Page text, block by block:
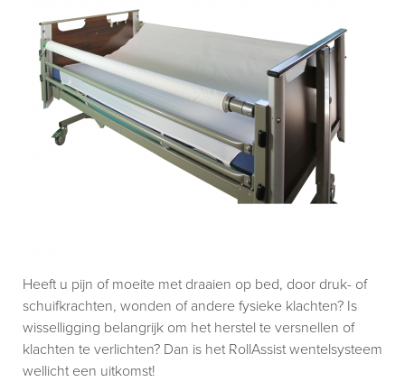
Heeft u pijn of moeite met draaien op bed, door druk- of
schuifkrachten, wonden of andere fysieke klachten? Is
wisselligging belangrijk om het herstel te versnellen of
klachten te verlichten? Dan is het RollAssist wentelsysteem
wellicht een uitkomst!